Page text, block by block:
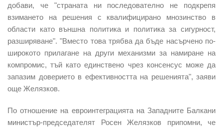
добави, че "страната ни последователно не подкрепя
взимането на решения с квалифицирано мнозинство в
области като външна политика и политика за сигурност,
разширяване". "Вместо това трябва да бъде насърчено по-
широкото прилагане на други механизми за намиране на
компромис, тъй като единствено чрез консенсус може да
запазим доверието в ефективността на решенията", заяви
още Желязков.
По отношение на евроинтеграцията на Западните Балкани
министър-председателят Росен Желязков припомни, че